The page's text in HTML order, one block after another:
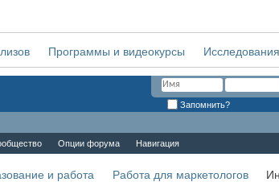
Программы и видеокурсы
Запомнить?
Опции форума Навигация
и работа Работа для маркетологов